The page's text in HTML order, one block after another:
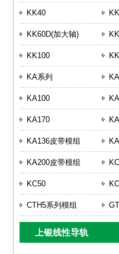
KK40
KK60D(加大轴)
KK100
KA系列
KA100
KA170
KA136皮带模组
KA200皮带模组
KC50
CTH5系列模组
上银线性导轨